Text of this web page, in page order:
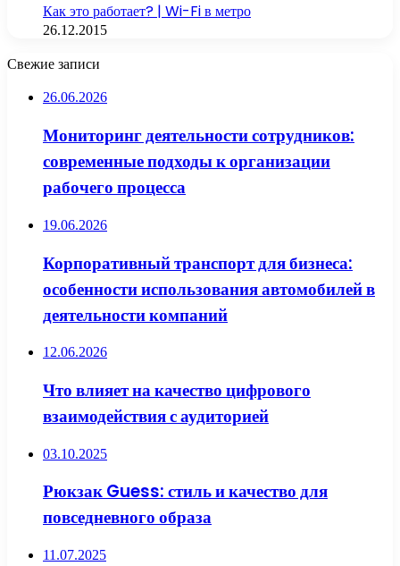
Как это работает? | Wi-Fi в метро
26.12.2015
Свежие записи
26.06.2026
Мониторинг деятельности сотрудников:
современные подходы к организации
рабочего процесса
19.06.2026
Корпоративный транспорт для бизнеса:
особенности использования автомобилей в
деятельности компаний
12.06.2026
Что влияет на качество цифрового
взаимодействия с аудиторией
03.10.2025
Рюкзак Guess: стиль и качество для
повседневного образа
11.07.2025